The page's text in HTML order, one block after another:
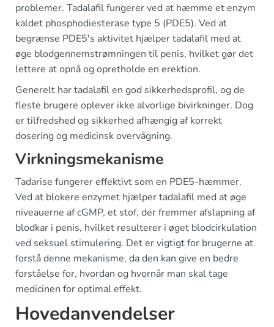
problemer. Tadalafil fungerer ved at hæmme et enzym
kaldet phosphodiesterase type 5 (PDE5). Ved at
begrænse PDE5's aktivitet hjælper tadalafil med at
øge blodgennemstrømningen til penis, hvilket gør det
lettere at opnå og opretholde en erektion.
Generelt har tadalafil en god sikkerhedsprofil, og de
fleste brugere oplever ikke alvorlige bivirkninger. Dog
er tilfredshed og sikkerhed afhængig af korrekt
dosering og medicinsk overvågning.
Virkningsmekanisme
Tadarise fungerer effektivt som en PDE5-hæmmer.
Ved at blokere enzymet hjælper tadalafil med at øge
niveauerne af cGMP, et stof, der fremmer afslapning af
blodkar i penis, hvilket resulterer i øget blodcirkulation
ved seksuel stimulering. Det er vigtigt for brugerne at
forstå denne mekanisme, da den kan give en bedre
forståelse for, hvordan og hvornår man skal tage
medicinen for optimal effekt.
Hovedanvendelser